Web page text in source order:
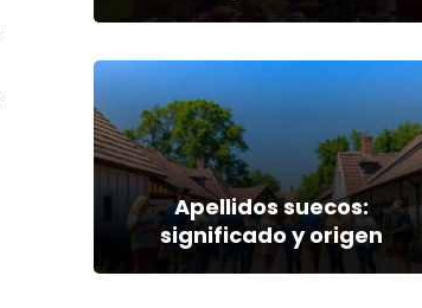
Apellidos suecos:
significado y origen